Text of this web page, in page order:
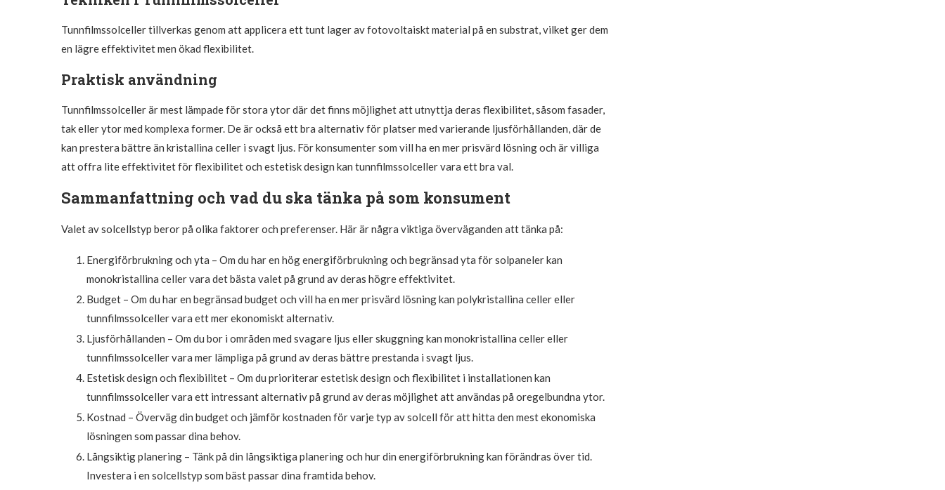
Tunnfilmssolceller tillverkas genom att applicera ett tunt lager av fotovoltaiskt material på en substrat, vilket ger dem
en lägre effektivitet men ökad flexibilitet.
Praktisk användning
Tunnfilmssolceller är mest lämpade för stora ytor där det finns möjlighet att utnyttja deras flexibilitet, såsom fasader,
tak eller ytor med komplexa former. De är också ett bra alternativ för platser med varierande ljusförhållanden, där de
kan prestera bättre än kristallina celler i svagt ljus. För konsumenter som vill ha en mer prisvärd lösning och är villiga
att offra lite effektivitet för flexibilitet och estetisk design kan tunnfilmssolceller vara ett bra val.
Sammanfattning och vad du ska tänka på som konsument
Valet av solcellstyp beror på olika faktorer och preferenser. Här är några viktiga överväganden att tänka på:
Energiförbrukning och yta – Om du har en hög energiförbrukning och begränsad yta för solpaneler kan
monokristallina celler vara det bästa valet på grund av deras högre effektivitet.
Budget – Om du har en begränsad budget och vill ha en mer prisvärd lösning kan polykristallina celler eller
tunnfilmssolceller vara ett mer ekonomiskt alternativ.
Ljusförhållanden – Om du bor i områden med svagare ljus eller skuggning kan monokristallina celler eller
tunnfilmssolceller vara mer lämpliga på grund av deras bättre prestanda i svagt ljus.
Estetisk design och flexibilitet – Om du prioriterar estetisk design och flexibilitet i installationen kan
tunnfilmssolceller vara ett intressant alternativ på grund av deras möjlighet att användas på oregelbundna ytor.
Kostnad – Överväg din budget och jämför kostnaden för varje typ av solcell för att hitta den mest ekonomiska
lösningen som passar dina behov.
Långsiktig planering – Tänk på din långsiktiga planering och hur din energiförbrukning kan förändras över tid.
Investera i en solcellstyp som bäst passar dina framtida behov.